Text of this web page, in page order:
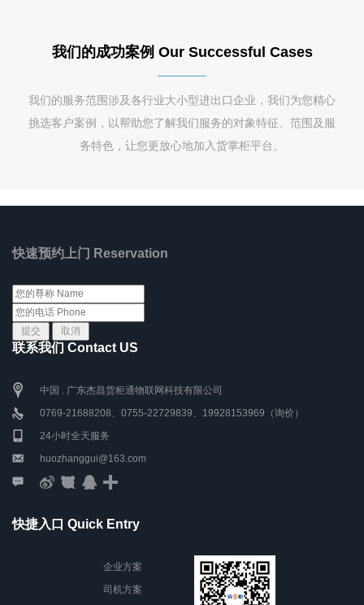
我们的成功案例 Our Successful Cases
我们的服务范围涉及各行业大小型进出口企业，我们为您精心
挑选客户案例，以帮助您了解我们服务的对象特征、范围及服
务特色，让您更放心地加入货掌柜平台。
快速预约上门 Reservation
联系我们 Contact US
中国 . 广东杰昌货柜通物联网科技有限公司
0769-21688208、0755-22729839、19928153969（询价）
24小时全天服务
huozhanggui@163.com
快捷入口 Quick Entry
企业方案
司机方案